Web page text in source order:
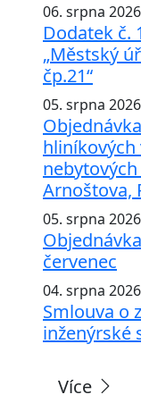
06. srpna
Dodatek č.
„Městský
čp.21“
05. srpna
hliníkových
Arnoštova,
05. srpna
červenec
04. srpna
Smlouva o
inženýrské
Více